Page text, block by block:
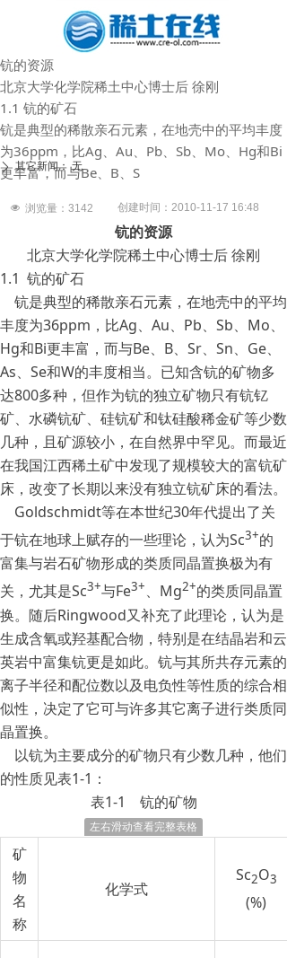
钪的资源
北京大学化学院稀土中心博士后 徐刚
1.1 钪的矿石
钪是典型的稀散亲石元素，在地壳中的平均丰度
为36ppm，比Ag、Au、Pb、Sb、Mo、Hg和Bi
更丰富，而与Be、B、S
创建时间： 2010-11-17 16:48
넶 浏览量： 3142
钪的资源
北京大学化学院稀土中心博士后 徐刚
1.1 钪的矿石
钪是典型的稀散亲石元素，在地壳中的平均
丰度为36ppm，比Ag、Au、Pb、Sb、Mo、
Hg和Bi更丰富，而与Be、B、Sr、Sn、Ge、
As、Se和W的丰度相当。已知含钪的矿物多
达800多种，但作为钪的独立矿物只有钪钇
矿、水磷钪矿、硅钪矿和钛硅酸稀金矿等少数
几种，且矿源较小，在自然界中罕见。而最近
在我国江西稀土矿中发现了规模较大的富钪矿
床，改变了长期以来没有独立钪矿床的看法。
Goldschmidt等在本世纪30年代提出了关
于钪在地球上赋存的一些理论，认为Sc3+的
富集与岩石矿物形成的类质同晶置换极为有
关，尤其是Sc3+与Fe3+、Mg2+的类质同晶置
换。随后Ringwood又补充了此理论，认为是
生成含氧或羟基配合物，特别是在结晶岩和云
英岩中富集钪更是如此。钪与其所共存元素的
离子半径和配位数以及电负性等性质的综合相
似性，决定了它可与许多其它离子进行类质同
晶置换。
以钪为主要成分的矿物只有少数几种，他们
的性质见表1-1：
表1-1 钪的矿物
左右滑动查看完整表格
矿
物
名
称
化学式
Sc2O3
(%)
ꄲ 其它新闻： 无